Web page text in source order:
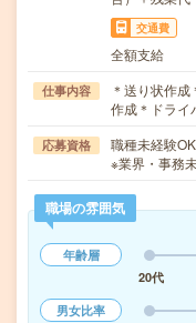
交通費
全額支給
仕事内容
＊送り状作
作成＊ドラ
応募資格
職種未経験
※業界・事務
職場の雰囲気
年齢層
20代
男女比率